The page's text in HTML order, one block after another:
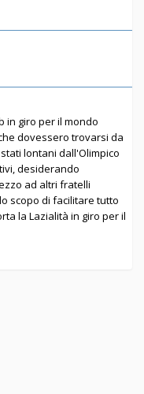
in giro per il mondo
dovessero trovarsi da
lontani dall'Olimpico
desiderando
ad altri fratelli
scopo di facilitare tutto
la Lazialità in giro per il